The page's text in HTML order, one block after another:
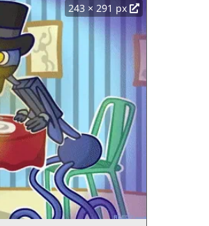
243 × 291 px